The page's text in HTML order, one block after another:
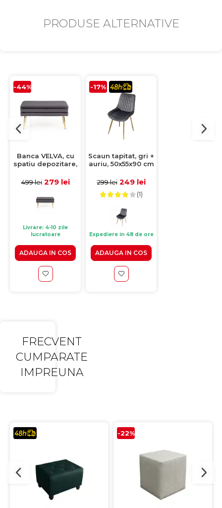
PRODUSE ALTERNATIVE
-44%
Banca VELVA, cu
spatiu depozitare,
78x42x37 cm
499 lei 279 lei
Livrare: 4-10 zile
lucratoare
ADAUGA IN COS
-17%
Scaun tapitat, gri +
auriu, 50x55x90 cm
299 lei 249 lei
(1)
Expediere in 48 de ore
ADAUGA IN COS
FRECVENT
CUMPARATE
IMPREUNA
-22%